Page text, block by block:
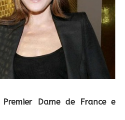
Dame de France e